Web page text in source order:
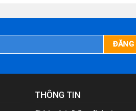
THÔNG TIN